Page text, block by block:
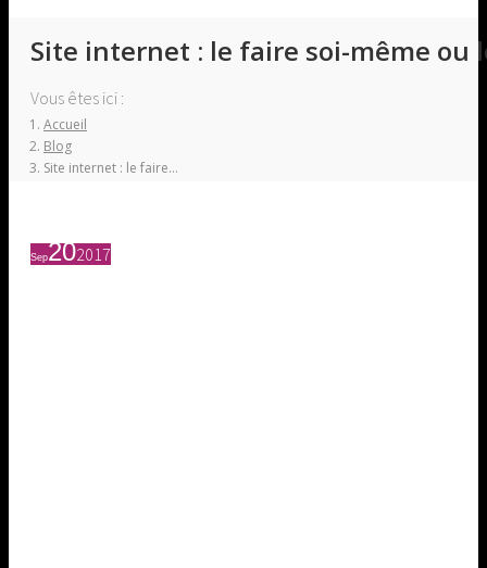
Site internet : le faire soi-même ou
Vous êtes ici :
Accueil
Blog
Site internet : le faire…
Sep202017